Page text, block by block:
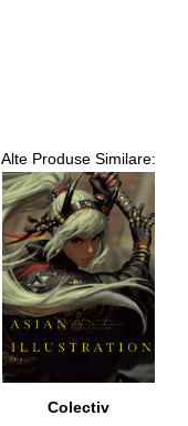
Alte Produse Similare:
2
Colectiv